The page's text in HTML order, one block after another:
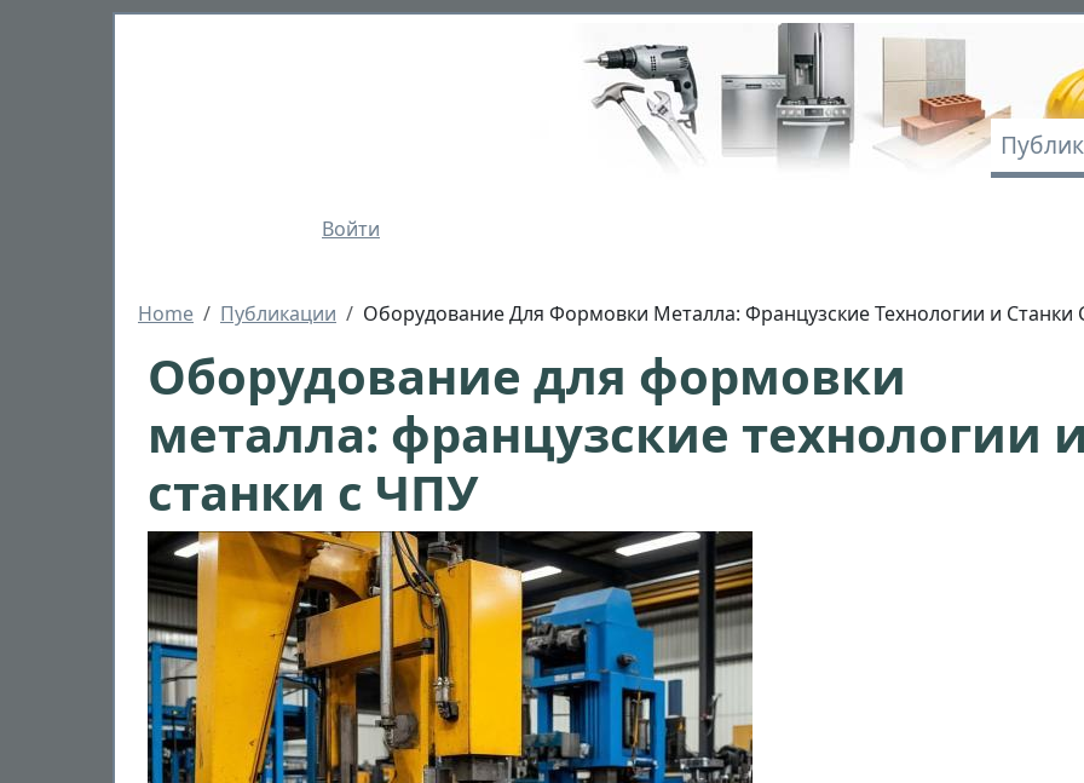
Войти
Строка навигации
Home Публикации Оборудование Для Формовки Металла: Французские Технологии и Станки
Оборудование для формовки
металла: французские технологии и
станки с ЧПУ